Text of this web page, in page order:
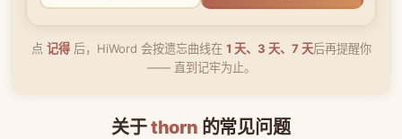
点 记得后，HiWord 会按遗忘曲线在 1 天、3 天、7 天后再提醒你
—— 直到记牢为止。
关于thorn 的常见问题